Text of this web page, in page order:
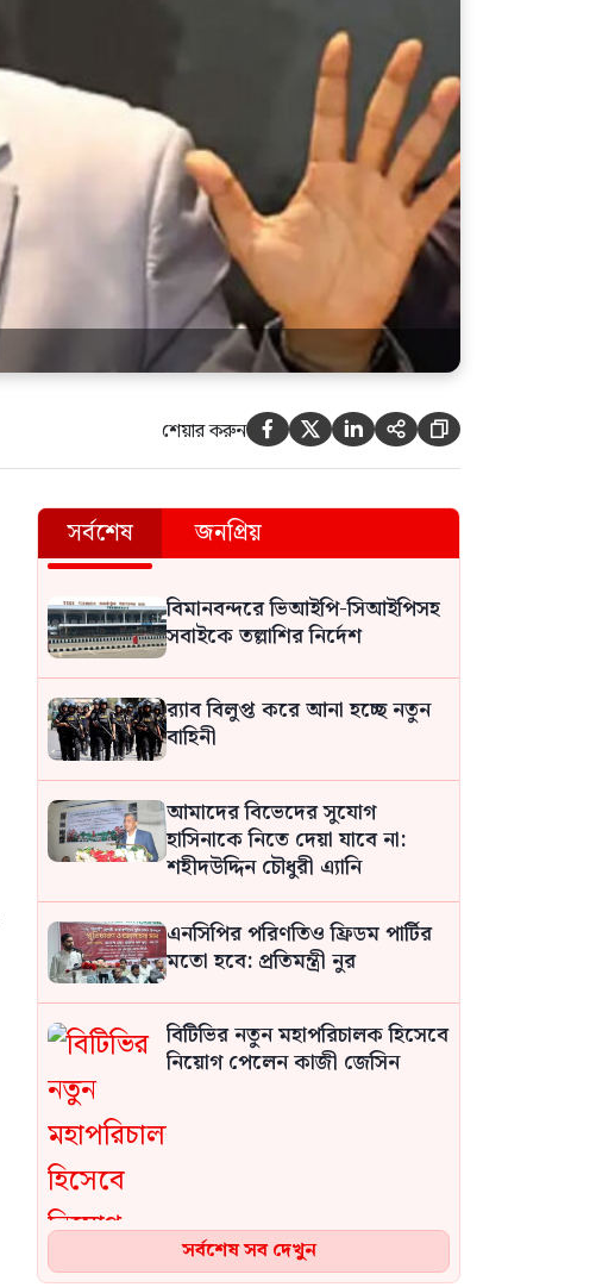
শেয়ার করুন     
সর্বশেষ জনপ্রিয়
বিমানবন্দরে ভিআইপি-সিআইপিসহ
সবাইকে তল্লাশির নির্দেশ
র‍্যাব বিলুপ্ত করে আনা হচ্ছে নতুন
বাহিনী
আমাদের বিভেদের সুযোগ
হাসিনাকে নিতে দেয়া যাবে না:
শহীদউদ্দিন চৌধুরী এ্যানি
এনসিপির পরিণতিও ফ্রিডম পার্টির
মতো হবে: প্রতিমন্ত্রী নুর
বিটিভির নতুন মহাপরিচালক হিসেবে
নিয়োগ পেলেন কাজী জেসিন
সর্বশেষ সব দেখুন